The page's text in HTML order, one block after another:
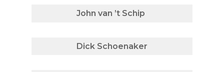
John van ’t Schip
Dick Schoenaker